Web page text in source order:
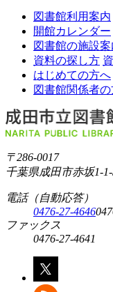
図書館利用案内
開館カレンダー
図書館の施設案
資料の探し方
はじめての方へ
図書館関係者
〒286-0017
千葉県成田市赤坂1-
電話（自動応答）
0476-27-4646
ファックス
0476-27-4641